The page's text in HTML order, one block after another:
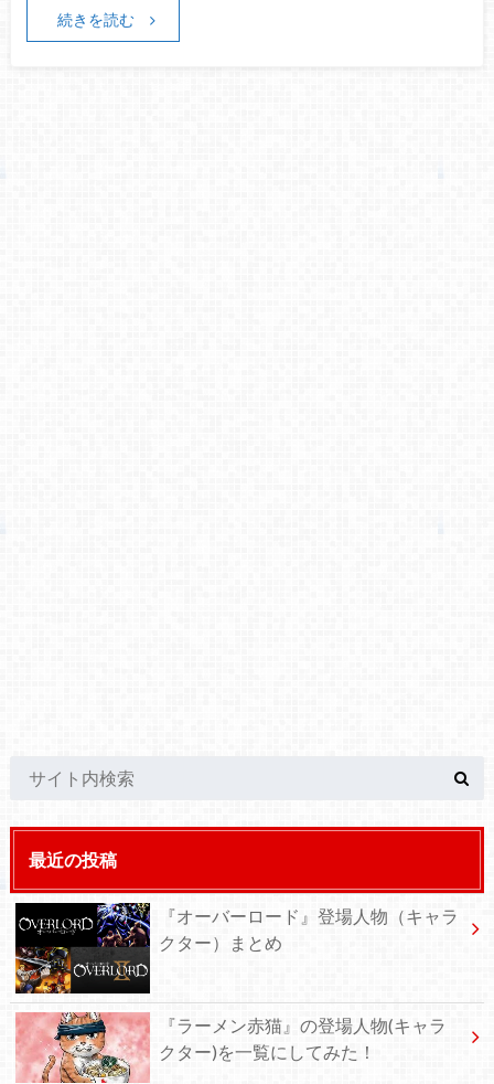
続きを読む
最近の投稿
『オーバーロード』登場人物（キャラ
クター）まとめ
『ラーメン赤猫』の登場人物(キャラ
クター)を一覧にしてみた！